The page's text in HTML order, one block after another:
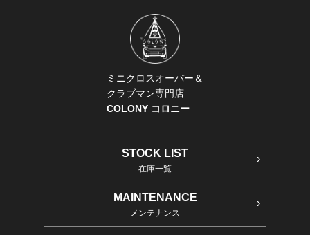
ミニクロスオーバー＆
クラブマン専門店
COLONY コロニー
STOCK LIST
在庫一覧
MAINTENANCE
メンテナンス